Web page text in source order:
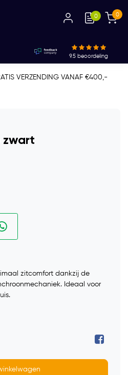
0 0
9.5 beoordeling
VERZENDING VANAF €400,-
zwart
zitcomfort dankzij de
Ideaal voor